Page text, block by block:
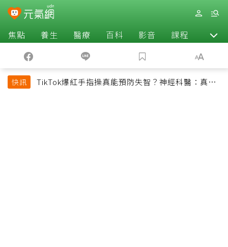
焦點 養生 醫療 百科 影音 課程 退休
快訊
TikTok爆紅手指操真能預防失智？神經科醫：真正